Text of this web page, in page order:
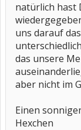
natürlich hast
uns darauf
das unsere
aber nicht im
Einen
Hexchen